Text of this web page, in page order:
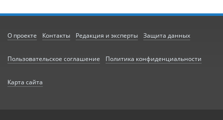
О проекте Контакты Редакция и эксперты Защита данных
Пользовательское соглашение Политика конфиденциальности
Карта сайта